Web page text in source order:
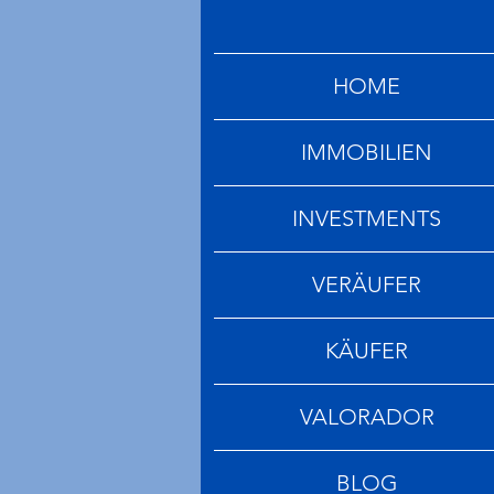
HOME
IMMOBILIEN
INVESTMENTS
VERÄUFER
KÄUFER
VALORADOR
BLOG